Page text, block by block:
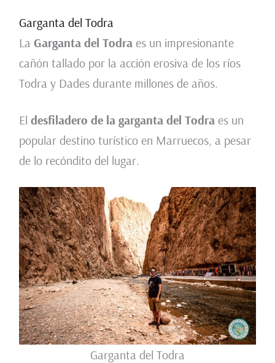
Garganta del Todra
La Garganta del Todraes un impresionante
cañón tallado por la acción erosiva de los ríos
Todra y Dades durante millones de años.
El desfiladero de la garganta del Todraes un
popular destino turístico en Marruecos, a pesar
de lo recóndito del lugar.
Garganta del Todra